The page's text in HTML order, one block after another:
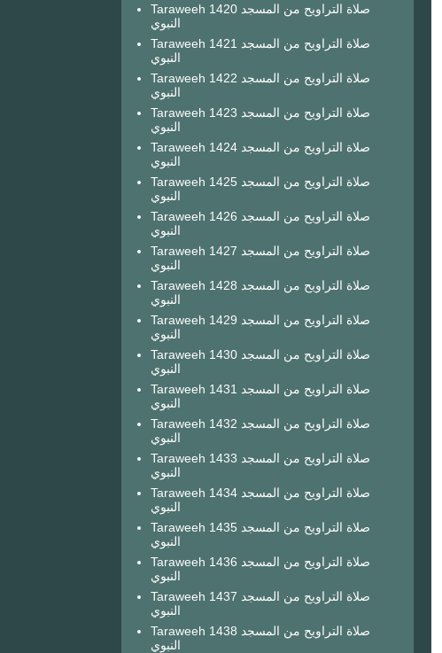
Taraweeh 1420 صلاة التراويح من المسجد
النبوي
Taraweeh 1421 صلاة التراويح من المسجد
النبوي
Taraweeh 1422 صلاة التراويح من المسجد
النبوي
Taraweeh 1423 صلاة التراويح من المسجد
النبوي
Taraweeh 1424 صلاة التراويح من المسجد
النبوي
Taraweeh 1425 صلاة التراويح من المسجد
النبوي
Taraweeh 1426 صلاة التراويح من المسجد
النبوي
Taraweeh 1427 صلاة التراويح من المسجد
النبوي
Taraweeh 1428 صلاة التراويح من المسجد
النبوي
Taraweeh 1429 صلاة التراويح من المسجد
النبوي
Taraweeh 1430 صلاة التراويح من المسجد
النبوي
Taraweeh 1431 صلاة التراويح من المسجد
النبوي
Taraweeh 1432 صلاة التراويح من المسجد
النبوي
Taraweeh 1433 صلاة التراويح من المسجد
النبوي
Taraweeh 1434 صلاة التراويح من المسجد
النبوي
Taraweeh 1435 صلاة التراويح من المسجد
النبوي
Taraweeh 1436 صلاة التراويح من المسجد
النبوي
Taraweeh 1437 صلاة التراويح من المسجد
النبوي
Taraweeh 1438 صلاة التراويح من المسجد
النبوي